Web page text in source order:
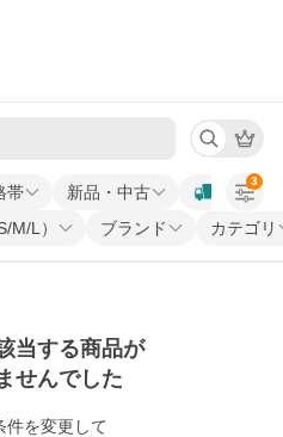
帯
新品・中古
M/L） ブランド カテゴリ
3
当する商品が
せんでした
件を変更して